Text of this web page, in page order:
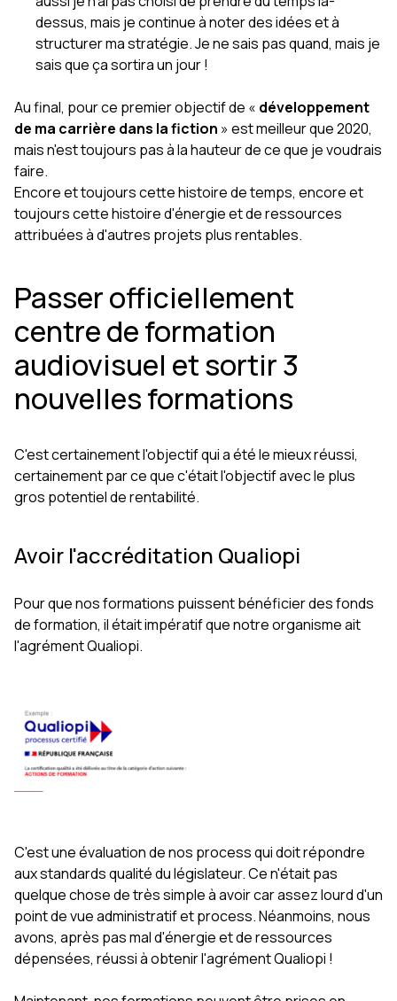
dessus, mais je continue à noter des idées et à
structurer ma stratégie. Je ne sais pas quand, mais je
sais que ça sortira un jour !
Au final, pour ce premier objectif de « développement
de ma carrière dans la fiction » est meilleur que 2020,
mais n'est toujours pas à la hauteur de ce que je voudrais
faire.
Encore et toujours cette histoire de temps, encore et
toujours cette histoire d'énergie et de ressources
attribuées à d'autres projets plus rentables.
Passer officiellement
centre de formation
audiovisuel et sortir 3
nouvelles formations
C'est certainement l'objectif qui a été le mieux réussi,
certainement par ce que c'était l'objectif avec le plus
gros potentiel de rentabilité.
Avoir l'accréditation Qualiopi
Pour que nos formations puissent bénéficier des fonds
de formation, il était impératif que notre organisme ait
l'agrément Qualiopi.
C'est une évaluation de nos process qui doit répondre
aux standards qualité du législateur. Ce n'était pas
quelque chose de très simple à avoir car assez lourd d'un
point de vue administratif et process. Néanmoins, nous
avons, après pas mal d'énergie et de ressources
dépensées, réussi à obtenir l'agrément Qualiopi !